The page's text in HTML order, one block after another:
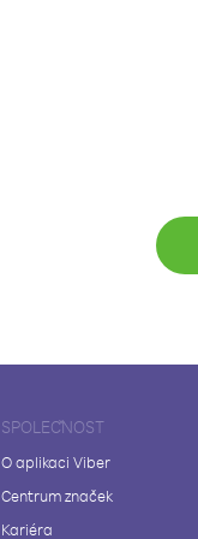
SPOLEČNOST
O aplikaci Viber
Centrum značek
Kariéra